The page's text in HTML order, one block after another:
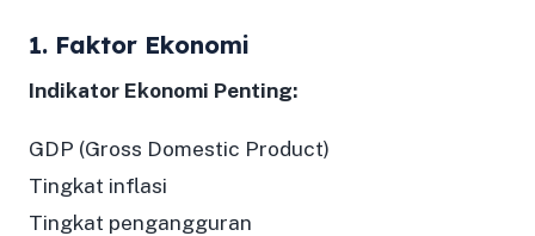
1. Faktor Ekonomi
Indikator Ekonomi Penting:
GDP (Gross Domestic Product)
Tingkat inflasi
Tingkat pengangguran